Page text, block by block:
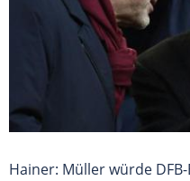
Hainer: Müller würde